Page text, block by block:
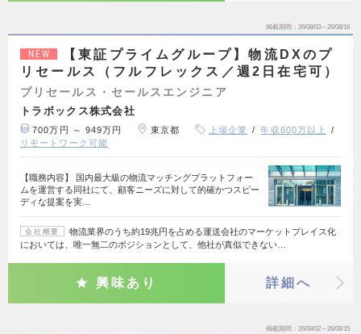
掲載期間 26/08/03～26/08/16
NEW
【東証プライムグループ】物流DXのプ
リセールス（フルフレックス／週2日在宅可）
プリセールス・セールスエンジニア
トラボックス株式会社
700万円 ～ 949万円 東京都 上場企業
年収600万以上
リモートワーク可能
【職務内容】 国内最大級の物流マッチングプラットフォー
ムを運営する同社にて、顧客ニーズに対して的確かつスピー
ディな提案を実…
会社概要
物流業界のうち約19兆円を占める運送会社のマーケットプレイス化
においては、唯一無二のポジションとして、他社が真似できない…
興味あり 詳細へ
掲載期間 26/08/02～26/08/15